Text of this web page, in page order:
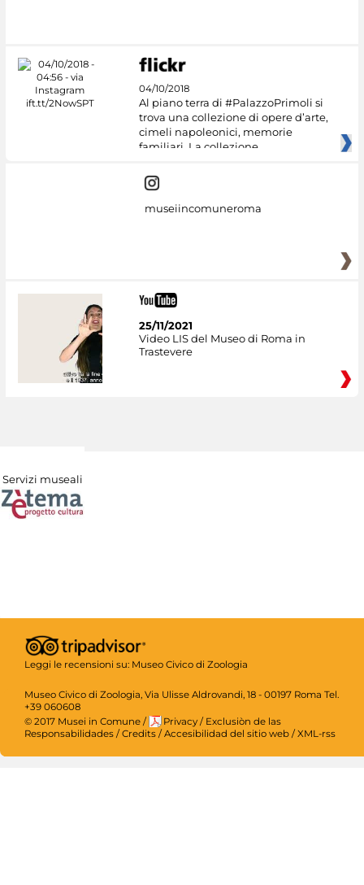
04/10/2018
Al piano terra di #PalazzoPrimoli si
trova una collezione di opere d’arte,
cimeli napoleonici, memorie
familiari. La collezione
museiincomuneroma
25/11/2021
Video LIS del Museo di Roma in
Trastevere
Servizi museali
Leggi le recensioni su: Museo Civico di Zoologia
Museo Civico di Zoologia, Via Ulisse Aldrovandi, 18 - 00197 Roma Tel.
+39 060608
© 2017 Musei in Comune / Privacy / Exclusiòn de las
Responsabilidades /Credits /Accesibilidad del sitio web /XML-rss